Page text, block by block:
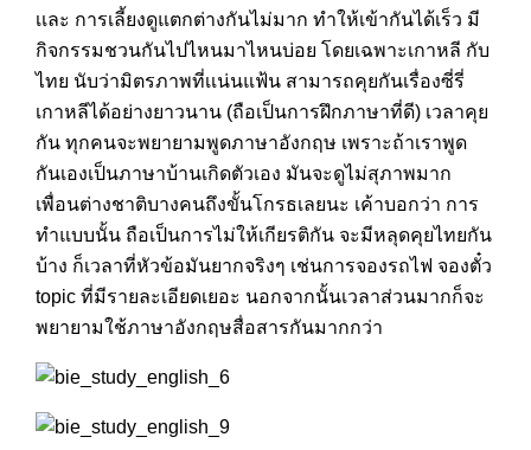
เเละ การเลี้ยงดูแตกต่างกันไม่มาก ทำให้เข้ากันได้เร็ว มี
กิจกรรมชวนกันไปไหนมาไหนบ่อย โดยเฉพาะเกาหลี กับ
ไทย นับว่ามิตรภาพที่เเน่นแฟ้น สามารถคุยกันเรื่องซี่รี่
เกาหลีได้อย่างยาวนาน (ถือเป็นการฝึกภาษาที่ดี) เวลาคุย
กัน ทุกคนจะพยายามพูดภาษาอังกฤษ เพราะถ้าเราพูด
กันเองเป็นภาษาบ้านเกิดตัวเอง มันจะดูไม่สุภาพมาก
เพื่อนต่างชาติบางคนถึงขั้นโกรธเลยนะ เค้าบอกว่า การ
ทำแบบนั้น ถือเป็นการไม่ให้เกียรติกัน จะมีหลุดคุยไทยกัน
บ้าง ก็เวลาที่หัวข้อมันยากจริงๆ เช่นการจองรถไฟ จองตั๋ว
topic ที่มีรายละเอียดเยอะ นอกจากนั้นเวลาส่วนมากก็จะ
พยายามใช้ภาษาอังกฤษสื่อสารกันมากกว่า